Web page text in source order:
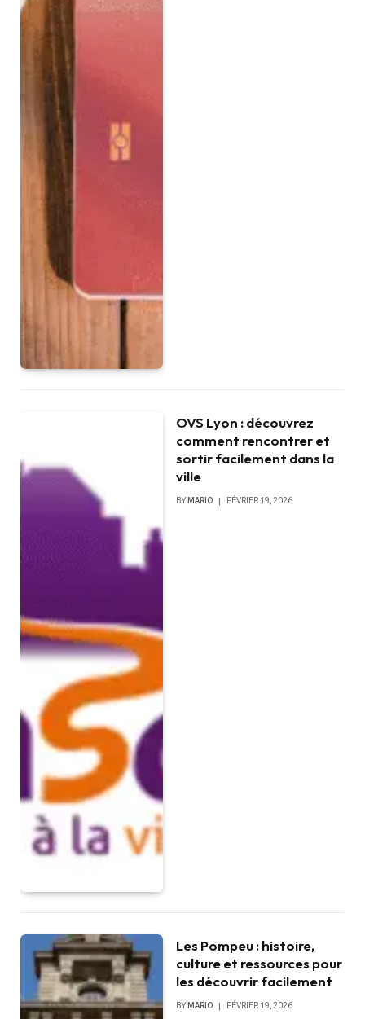
OVS Lyon : découvrez
comment rencontrer et
sortir facilement dans la
ville
BY MARIO FÉVRIER 19, 2026
Les Pompeu : histoire,
culture et ressources pour
les découvrir facilement
BY MARIO FÉVRIER 19, 2026